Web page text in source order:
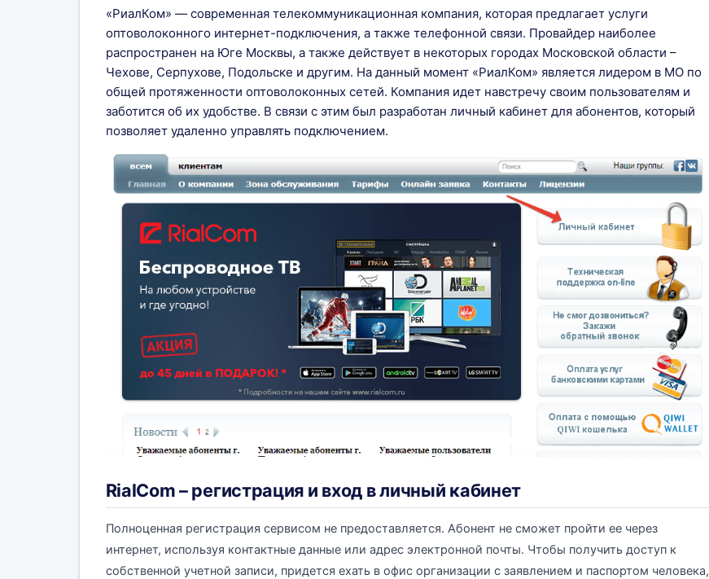
«РиалКом» — современная телекоммуникационная компания, которая предлагает услуги
оптоволоконного интернет-подключения, а также телефонной связи. Провайдер наиболее
распространен на Юге Москвы, а также действует в некоторых городах Московской области –
Чехове, Серпухове, Подольске и другим. На данный момент «РиалКом» является лидером в МО по
общей протяженности оптоволоконных сетей. Компания идет навстречу своим пользователям и
заботится об их удобстве. В связи с этим был разработан личный кабинет для абонентов, который
позволяет удаленно управлять подключением.
RialCom – регистрация и вход в личный кабинет
Полноценная регистрация сервисом не предоставляется. Абонент не сможет пройти ее через
интернет, используя контактные данные или адрес электронной почты. Чтобы получить доступ к
собственной учетной записи, придется ехать в офис организации с заявлением и паспортом человека,